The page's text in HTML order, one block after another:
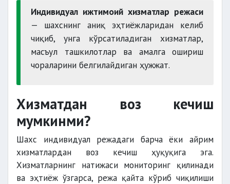
Индивидуал ижтимоий хизматлар режаси
— шахснинг аниқ эҳтиёжларидан келиб
чиқиб, унга кўрсатиладиган хизматлар,
масъул ташкилотлар ва амалга ошириш
чораларини белгилайдиган ҳужжат.
Хизматдан воз кечиш
мумкинми?
Шахс индивидуал режадаги барча ёки айрим
хизматлардан воз кечиш ҳуқуқига эга.
Хизматларнинг натижаси мониторинг қилинади
ва эҳтиёж ўзгарса, режа қайта кўриб чиқилиши